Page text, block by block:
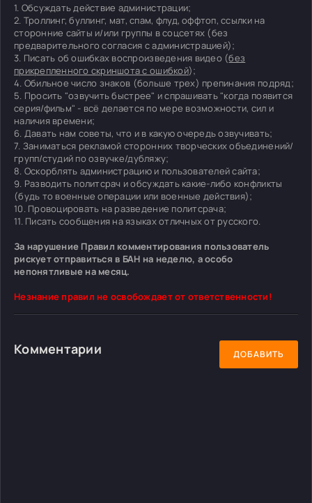
1. Обсуждать действие администрации;
2. Троллинг, буллинг, мат, спам, флуд, оффтоп, ссылки на
сторонние сайты и/или группы в соцсетях (без
предварительного согласия с администрацией);
3. Писать об ошибках воспроизведения видео (без
прикрепленного скриншота с ошибкой);
4. Обильное число знаков (больше трех) препинания подряд;
5. Просить "озвучить быстрее" и спрашивать "когда появится
серия/фильм" - всё делается по мере возможности, сил и
наличия времени;
6. Давать нам советы, что и в какую очередь озвучивать;
7. Заниматься рекламой сторонних творческих объединений/
групп/студий по озвучке/дубляжу;
8. Оскорблять администрацию и пользователей сайта;
9. Разводить политсрач и обсуждать какие-либо конфликты
(будь то военные операции или военные действия);
10. Провоцировать на разведение политсрача;
11. Писать сообщения на языках отличных от русского.
За нарушение Правил комментирования пользователь
рискует отправиться в БАН на неделю, а особо
непонятливые на месяц.
Незнание правил не освобождает от ответственности!
Комментарии ДОБАВИТЬ